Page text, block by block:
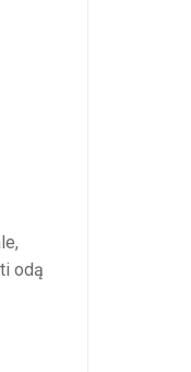
odą